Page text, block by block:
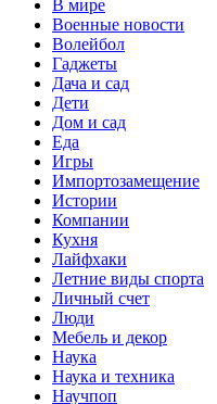
В мире
Военные новости
Волейбол
Гаджеты
Дача и сад
Дети
Дом и сад
Еда
Игры
Импортозамещение
Истории
Компании
Кухня
Лайфхаки
Летние виды спорта
Личный счет
Люди
Мебель и декор
Наука
Наука и техника
Научпоп